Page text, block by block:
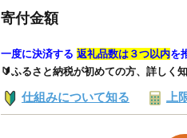
寄付金額
一度に決済する 返礼品数は３つ以内を
🔰ふるさと納税が初めての方、詳しく
仕組みについて知る 上